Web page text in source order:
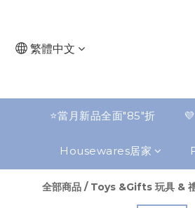
繁體中文
⭐️當月新品全面"85"折
Housewares居家
全部商品 / Toys &Gifts 玩具 &